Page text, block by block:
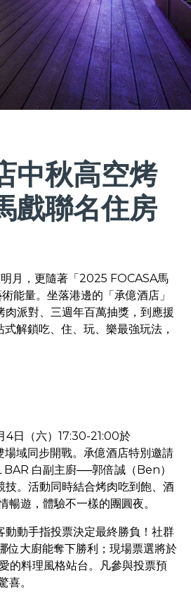
中秋高空烤
戲聯名住房
月，更隨著「2025 FOCASA馬
能量。坐落港邊的「承億酒店」
派對、三週年百萬抽獎，到應援
解鎖吃、住、玩、樂最強玩法，
4日（六）17:30-21:00於
域同步開戰。承億酒店特別邀請
白副主廚──郭倍誠（Ben）
。活動同時結合烤肉吃到飽、酒
遊，體驗不一樣的團圓夜。
動手指投票決定最終勝負！社群
位大廚能奪下勝利；現場票選將於
的料理風格站台。凡參與投票預
喜。